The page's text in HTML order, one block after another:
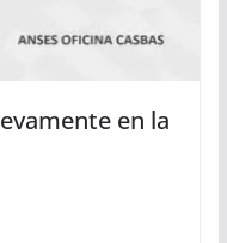
en la